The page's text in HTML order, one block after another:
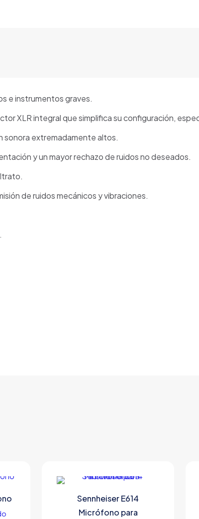
e instrumentos graves.
XLR integral que simplifica su configuración,
sonora extremadamente altos.
y un mayor rechazo de ruidos no deseados.
de ruidos mecánicos y vibraciones.
Sennheiser E614
Micrófono para